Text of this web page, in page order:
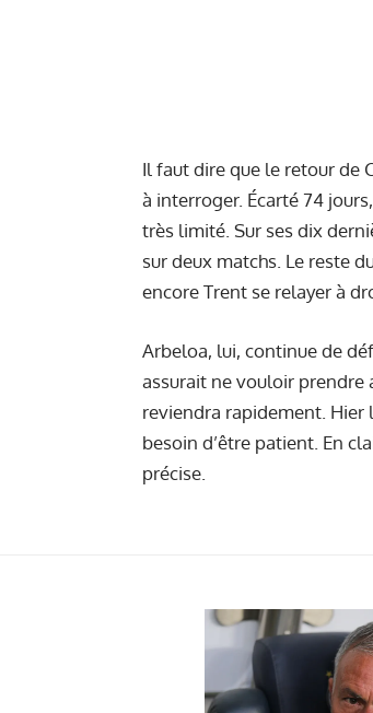
Il faut dire que le retour de
à interroger. Écarté 74
très limité. Sur ses dix
sur deux matchs. Le reste
encore Trent se relayer à
Arbeloa, lui, continue de
assurait ne vouloir prendre
reviendra rapidement. Hier
besoin d’être patient. En
précise.